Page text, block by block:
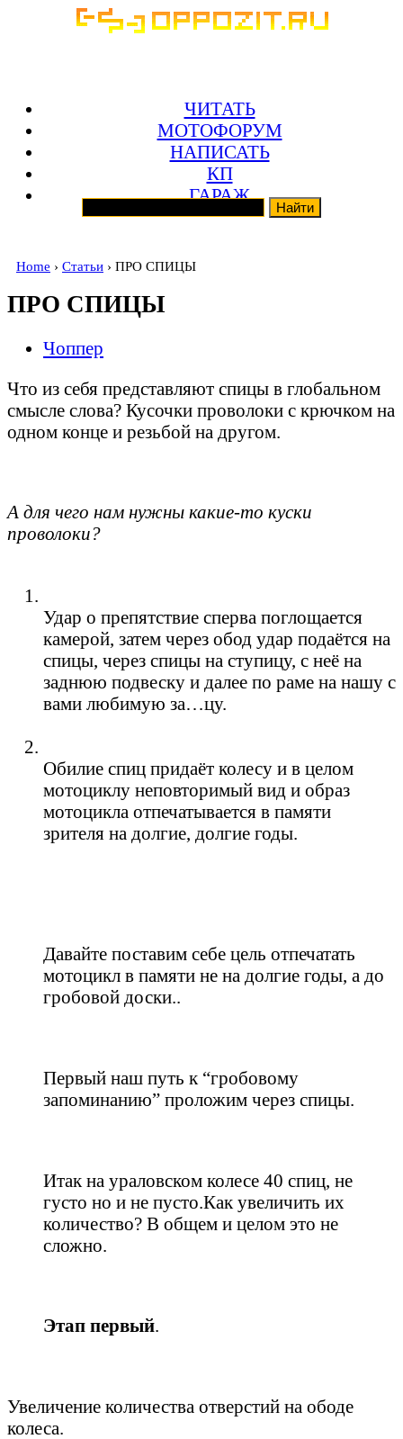
ЧИТАТЬ
МОТОФОРУМ
НАПИСАТЬ
КП
ГАРАЖ
Home › Статьи › ПРО СПИЦЫ
ПРО СПИЦЫ
Чоппер
Что из себя представляют спицы в глобальном
смысле слова? Кусочки проволоки с крючком на
одном конце и резьбой на другом.
А для чего нам нужны какие-то куски
проволоки?
Удар о препятствие сперва поглощается
камерой, затем через обод удар подаётся на
спицы, через спицы на ступицу, с неё на
заднюю подвеску и далее по раме на нашу с
вами любимую за…цу.
Обилие спиц придаёт колесу и в целом
мотоциклу неповторимый вид и образ
мотоцикла отпечатывается в памяти
зрителя на долгие, долгие годы.
Давайте поставим себе цель отпечатать
мотоцикл в памяти не на долгие годы, а до
гробовой доски..
Первый наш путь к “гробовому
запоминанию” проложим через спицы.
Итак на ураловском колесе 40 спиц, не
густо но и не пусто.Как увеличить их
количество? В общем и целом это не
сложно.
Этап первый.
Увеличение количества отверстий на ободе
колеса.